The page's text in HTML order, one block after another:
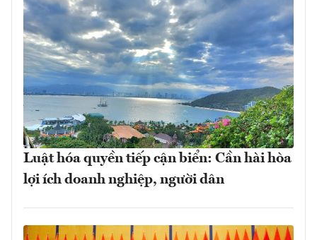
Luật hóa quyền tiếp cận biển: Cần hài hòa
lợi ích doanh nghiệp, người dân